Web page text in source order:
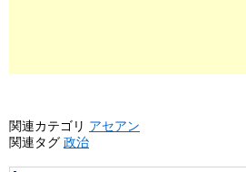
関連カテゴリ アセアン
関連タグ 政治